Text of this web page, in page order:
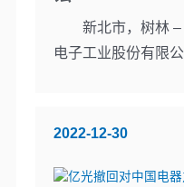
新北市，树林 –
电子工业股份有限
2022-12-30